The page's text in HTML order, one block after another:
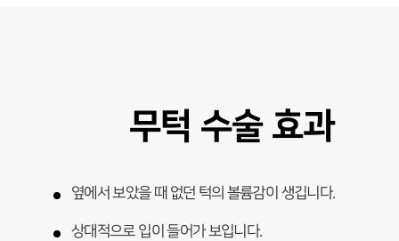
무턱 수술 효과
옆에서 보았을 때 없던 턱의 볼륨감이 생깁니다.
상대적으로 입이 들어가 보입니다.